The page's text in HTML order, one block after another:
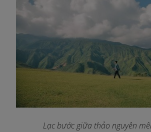
Lạc bước giữa thảo nguyên